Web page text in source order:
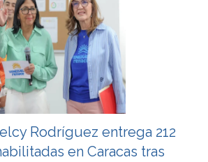
Rodríguez entrega 212
en Caracas tras